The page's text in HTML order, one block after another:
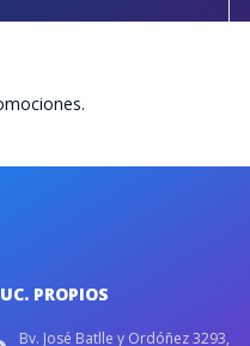
PROPIOS
Bv. José Batlle y Ordóñez 3293,